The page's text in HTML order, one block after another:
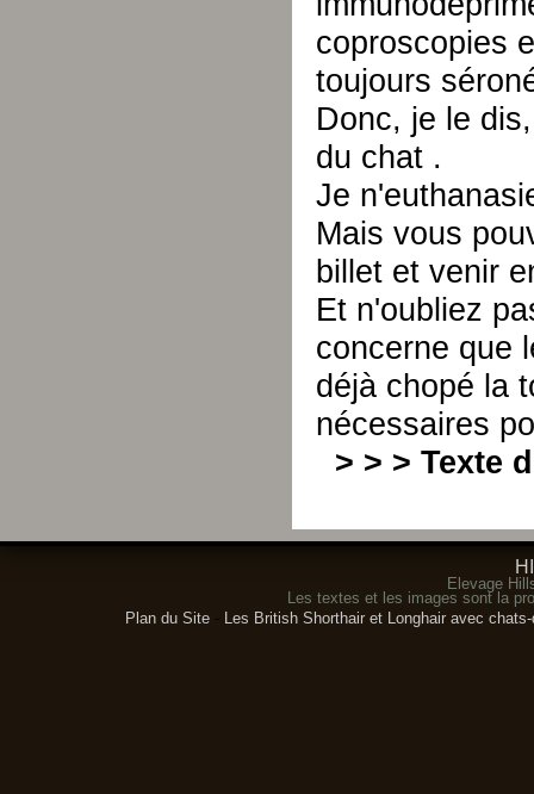
coproscopies
toujours
Donc, je le
du chat .
Je
Mais vous
billet et venir
Et n'oubliez
concerne que
déjà chopé la
nécessaires
> > > Texte
Elevage
Les textes et les images sont la
Plan du Site- Les British Shorthair et Longhair avec